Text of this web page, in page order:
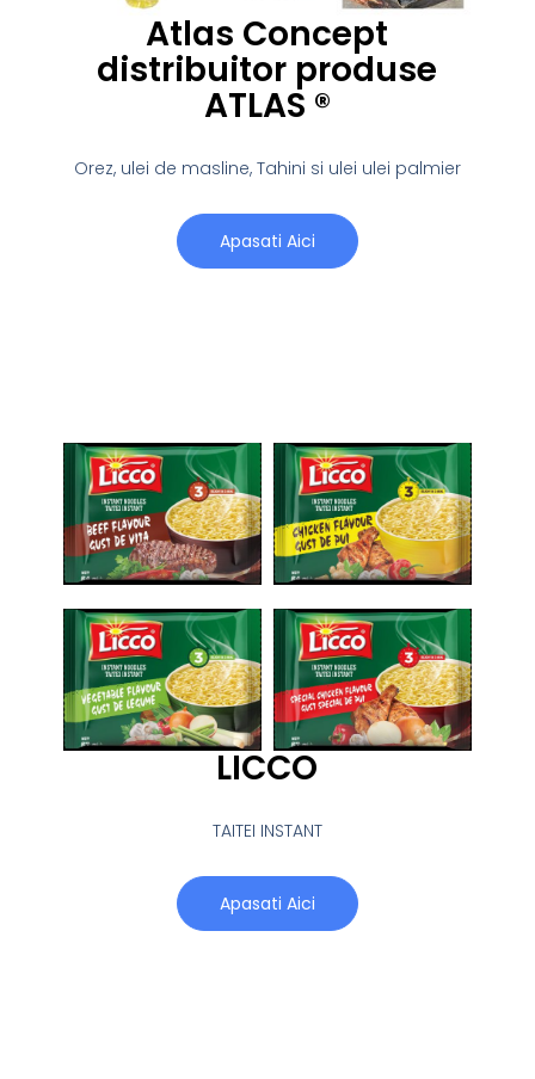
Atlas Concept
distribuitor produse
ATLAS ®
Orez, ulei de masline, Tahini si ulei ulei palmier
Apasati Aici
LICCO
TAITEI INSTANT
Apasati Aici